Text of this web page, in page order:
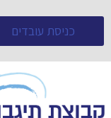
כניסת עובדים